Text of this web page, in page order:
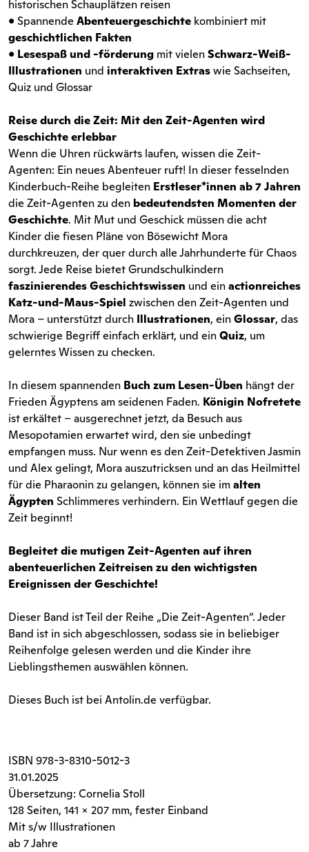
historischen Schauplätzen reisen
• Spannende Abenteuergeschichte kombiniert mit
geschichtlichen Fakten
• Lesespaß und -förderung mit vielenSchwarz-Weiß-
Illustrationen und interaktiven Extraswie Sachseiten,
Quiz und Glossar
Reise durch die Zeit: Mit den Zeit-Agenten wird
Geschichte erlebbar
Wenn die Uhren rückwärts laufen, wissen die Zeit-
Agenten: Ein neues Abenteuer ruft! In dieser fesselnden
Kinderbuch-Reihe begleiten Erstleser*innen ab 7 Jahren
die Zeit-Agenten zu den bedeutendsten Momenten der
Geschichte. Mit Mut und Geschick müssen die acht
Kinder die fiesen Pläne von Bösewicht Mora
durchkreuzen, der quer durch alle Jahrhunderte für Chaos
sorgt. Jede Reise bietet Grundschulkindern
faszinierendes Geschichtswissen und einactionreiches
Katz-und-Maus-Spiel zwischen den Zeit-Agenten und
Mora – unterstützt durch Illustrationen, einGlossar, das
schwierige Begriff einfach erklärt, und einQuiz, um
gelerntes Wissen zu checken.
In diesem spannenden Buch zum Lesen-Üben hängt der
Frieden Ägyptens am seidenen Faden. Königin Nofretete
ist erkältet – ausgerechnet jetzt, da Besuch aus
Mesopotamien erwartet wird, den sie unbedingt
empfangen muss. Nur wenn es den Zeit-Detektiven Jasmin
und Alex gelingt, Mora auszutricksen und an das Heilmittel
für die Pharaonin zu gelangen, können sie imalten
Ägypten Schlimmeres verhindern. Ein Wettlauf gegen die
Zeit beginnt!
Begleitet die mutigen Zeit-Agenten auf ihren
abenteuerlichen Zeitreisen zu den wichtigsten
Ereignissen der Geschichte!
Dieser Band ist Teil der Reihe „Die Zeit-Agenten“. Jeder
Band ist in sich abgeschlossen, sodass sie in beliebiger
Reihenfolge gelesen werden und die Kinder ihre
Lieblingsthemen auswählen können.
Dieses Buch ist bei Antolin.de verfügbar.
ISBN 978-3-8310-5012-3
31.01.2025
Übersetzung: Cornelia Stoll
128 Seiten, 141 x 207 mm, fester Einband
Mit s/w Illustrationen
ab 7 Jahre